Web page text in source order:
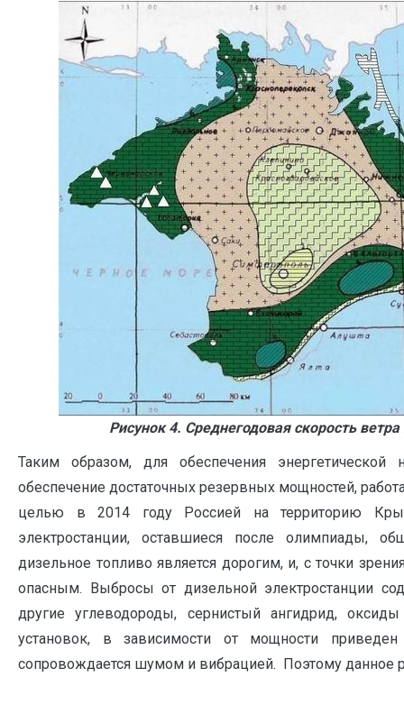
Рисунок 4. Среднегодовая скорость
Таким образом, для обеспечения энергетической
обеспечение достаточных резервных мощностей,
целью в 2014 году Россией на территорию
электростанции, оставшиеся после олимпиады,
дизельное топливо является дорогим, и, с точки
опасным. Выбросы от дизельной электростанции
другие углеводороды, сернистый ангидрид,
установок, в зависимости от мощности
сопровождается шумом и вибрацией. Поэтому данное